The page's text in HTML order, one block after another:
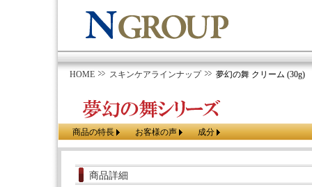
HOME スキンケアラインナップ 夢幻の舞 クリーム (30g)
商品の特長 お客様の声 成分
商品詳細